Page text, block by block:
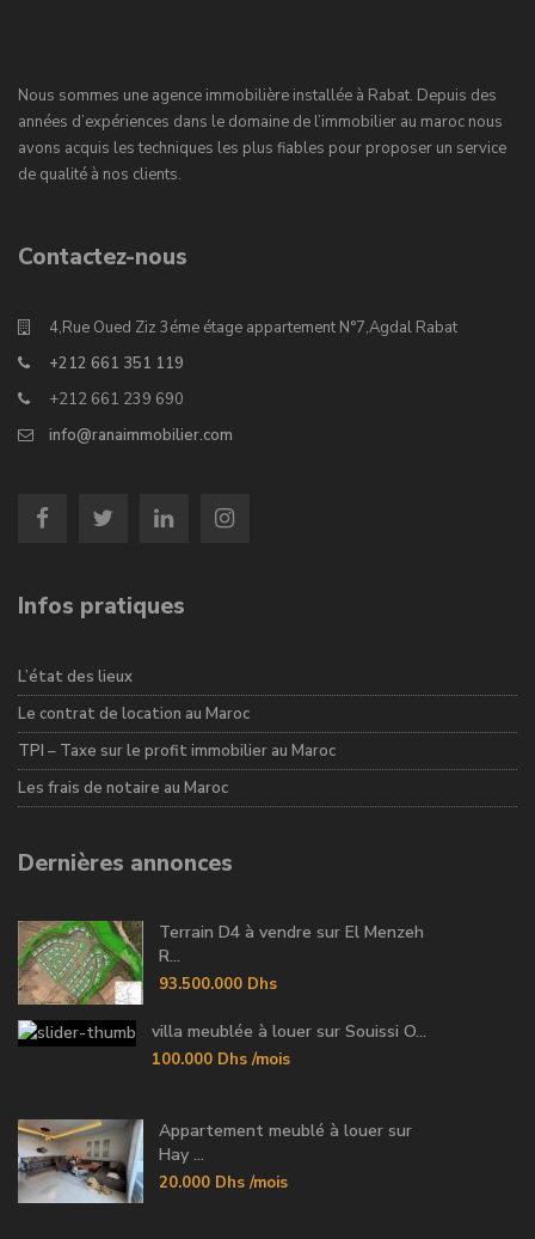
Nous sommes une agence immobilière installée à Rabat. Depuis des
années d’expériences dans le domaine de l’immobilier au maroc nous
avons acquis les techniques les plus fiables pour proposer un service
de qualité à nos clients.
Contactez-nous
4,Rue Oued Ziz 3éme étage appartement N°7,Agdal Rabat
+212 661 351 119
+212 661 239 690
info@ranaimmobilier.com
Infos pratiques
L’état des lieux
Le contrat de location au Maroc
TPI – Taxe sur le profit immobilier au Maroc
Les frais de notaire au Maroc
Dernières annonces
Terrain D4 à vendre sur El Menzeh
R...
93.500.000 Dhs
villa meublée à louer sur Souissi O...
100.000 Dhs /mois
Appartement meublé à louer sur
Hay ...
20.000 Dhs /mois